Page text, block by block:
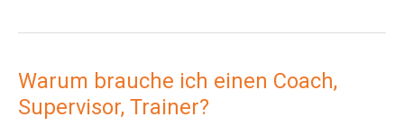
Warum brauche ich einen Coach,
Supervisor, Trainer?
Warum
brauche
ich